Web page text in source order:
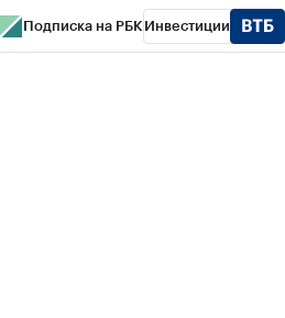
Подписка на РБК Инвестиции